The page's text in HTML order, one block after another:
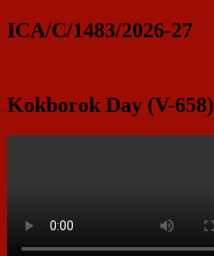
ICA/C/1483/2026-27
Kokborok Day (V-658)